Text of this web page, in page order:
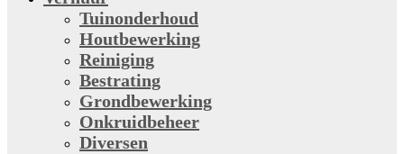
Tuinonderhoud
Houtbewerking
Reiniging
Bestrating
Grondbewerking
Onkruidbeheer
Diversen